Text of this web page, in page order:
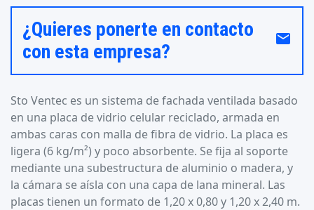
¿Quieres ponerte en contacto
con esta empresa?
email
Sto Ventec es un sistema de fachada ventilada basado
en una placa de vidrio celular reciclado, armada en
ambas caras con malla de fibra de vidrio. La placa es
ligera (6 kg/m²) y poco absorbente. Se fija al soporte
mediante una subestructura de aluminio o madera, y
la cámara se aísla con una capa de lana mineral. Las
placas tienen un formato de 1,20 x 0,80 y 1,20 x 2,40 m.